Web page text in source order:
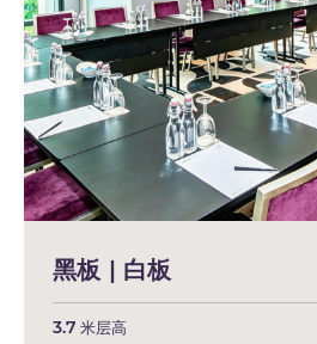
黑板 | 白板
3.7 米层高